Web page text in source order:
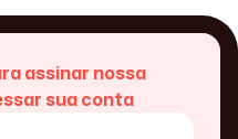
assinar nossa
sua conta